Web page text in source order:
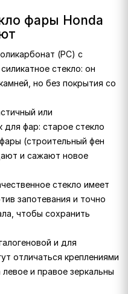
фары Honda
(PC) с
стекло: он
но без покрытия со
или
для фар: старое стекло
(строительный фен
и сажают новое
стекло имеет
запотевания и точно
чтобы сохранить
и для
отличаться креплениями
и правое зеркальны